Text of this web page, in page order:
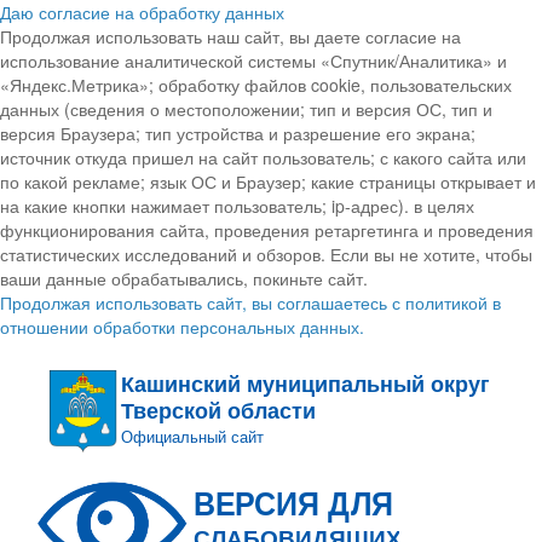
Даю согласие на обработку данных
Продолжая использовать наш сайт, вы даете согласие на
использование аналитической системы «Спутник/Аналитика» и
«Яндекс.Метрика»; обработку файлов cookie, пользовательских
данных (сведения о местоположении; тип и версия ОС, тип и
версия Браузера; тип устройства и разрешение его экрана;
источник откуда пришел на сайт пользователь; с какого сайта или
по какой рекламе; язык ОС и Браузер; какие страницы открывает и
на какие кнопки нажимает пользователь; ip-адрес). в целях
функционирования сайта, проведения ретаргетинга и проведения
статистических исследований и обзоров. Если вы не хотите, чтобы
ваши данные обрабатывались, покиньте сайт.
Продолжая использовать сайт, вы соглашаетесь с политикой в
отношении обработки персональных данных.